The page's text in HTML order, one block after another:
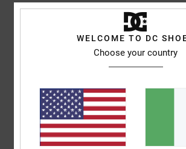
Recensioni dei clienti
Punteggio medio
5.0
basato su2 recensioni verificate
Il 50% dei nostri clienti consiglia
WELCOME TO DC
Choose your country